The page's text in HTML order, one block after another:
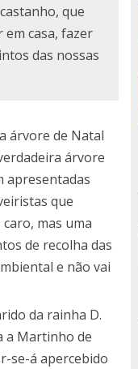
que
casa, fazer
das nossas
árvore de Natal
árvore
apresentadas
que
mas uma
de recolha das
e não vai
da rainha D.
a Martinho de
se-á apercebido